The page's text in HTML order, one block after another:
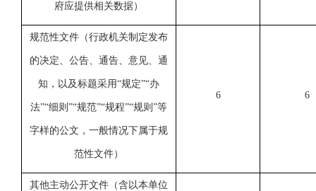
府应提供相关数据）
规范性文件（行政机关制定发布
的决定、公告、通告、意见、通
知，以及标题采用“规定”“办
法”“细则”“规范”“规程”“规则”等
字样的公文，一般情况下属于规
范性文件）
6 6
其他主动公开文件（含以本单位